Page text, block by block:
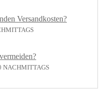
Versandkosten?
NACHMITTAGS